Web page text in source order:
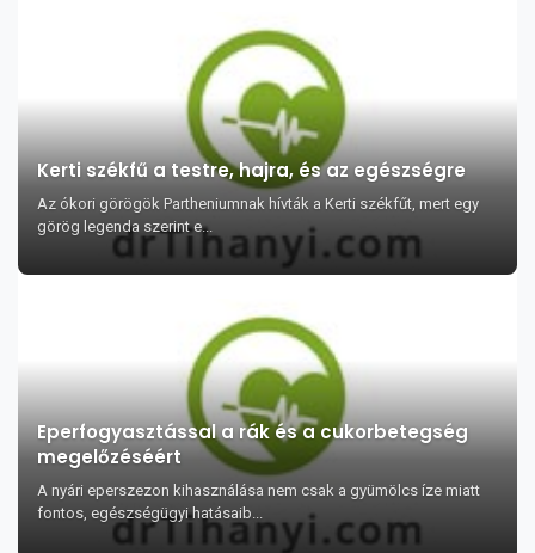
Kerti székfű a testre, hajra, és az egészségre
Az ókori görögök Partheniumnak hívták a Kerti székfűt, mert egy
görög legenda szerint e...
Eperfogyasztással a rák és a cukorbetegség
megelőzéséért
A nyári eperszezon kihasználása nem csak a gyümölcs íze miatt
fontos, egészségügyi hatásaib...